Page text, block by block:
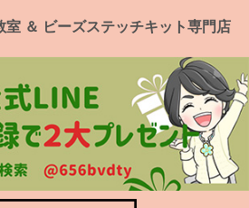
室 ＆ ビーズステッチキット専門店